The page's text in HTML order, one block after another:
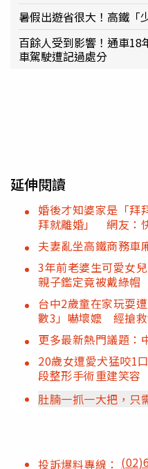
暑假出遊省很大！高鐵「
百餘人受到影響！通車
車駕駛遭記過處分
延伸閱讀
婚後才知婆家是「拜
拜就離婚」 網友：
夫妻亂坐高鐵商務
3年前老婆生可愛女
親子鑑定竟被戴綠帽
台中2歲童在家玩耍
數3」嚇壞嬤 經搶救
更多最新熱門議題：
20歲女遭愛犬猛咬1
段整形手術重建笑容
肚腩一抓一大把，只
投訴爆料專線：